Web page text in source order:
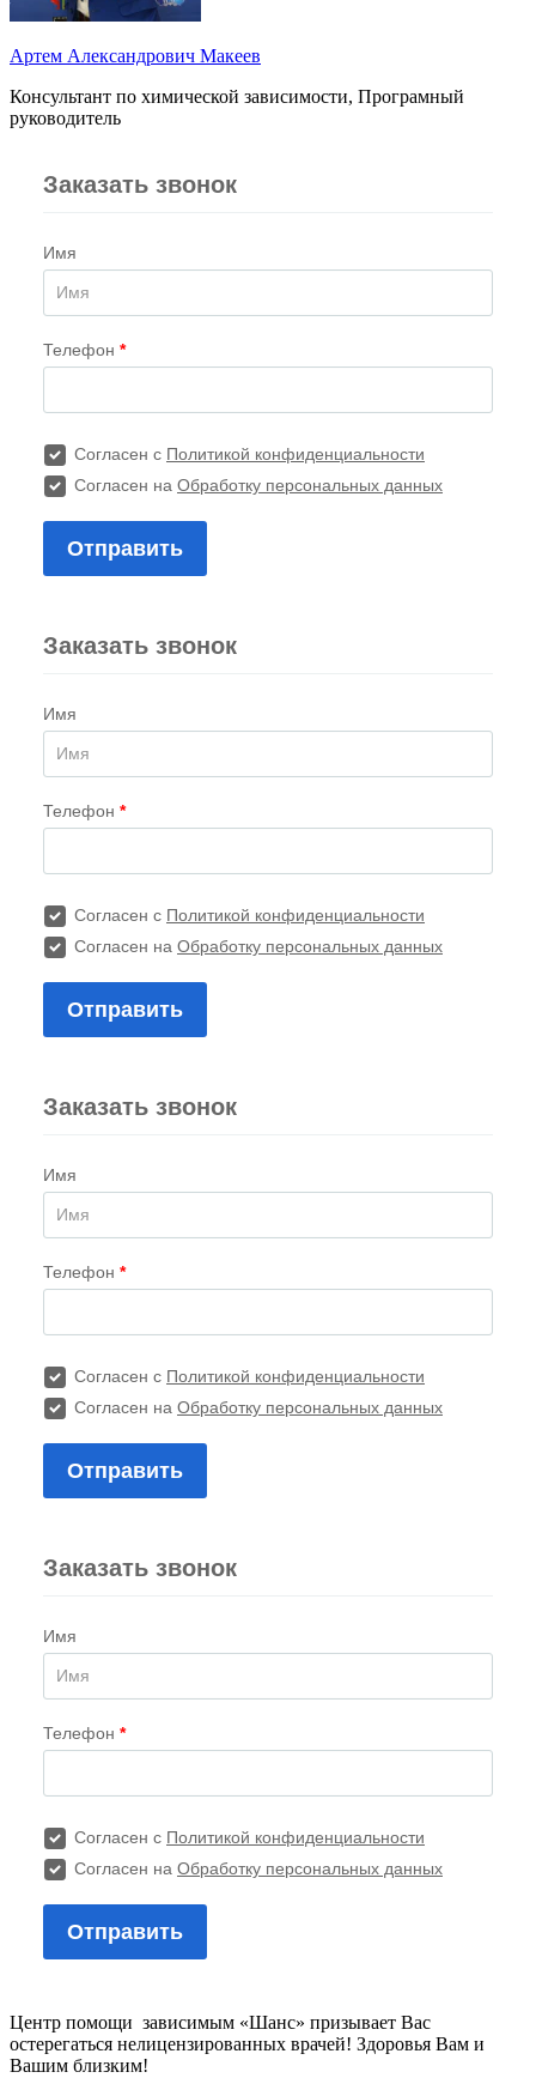
Артем Александрович Макеев
Консультант по химической зависимости, Програмный
руководитель
Центр помощи зависимым «Шанс» призывает Вас
остерегаться нелицензированных врачей! Здоровья Вам и
Вашим близким!